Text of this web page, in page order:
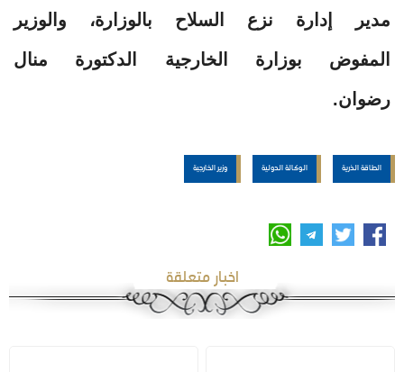
مدير إدارة نزع السلاح بالوزارة، والوزير
المفوض بوزارة الخارجية الدكتورة منال
رضوان.
الطاقة الذرية الوكالة الدولية وزير الخارجية
اخبار متعلقة